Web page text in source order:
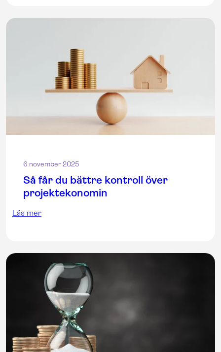
6 november 2025
Så får du bättre kontroll över
projektekonomin
Läs mer